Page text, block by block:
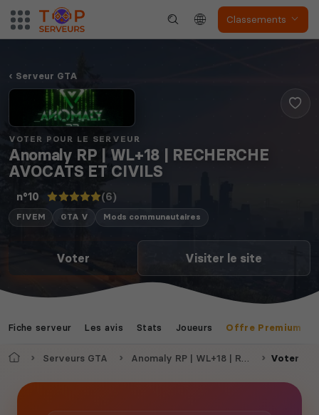
Classements
Serveur GTA
VOTER POUR LE SERVEUR
Anomaly RP | WL+18 | RECHERCHE
AVOCATS ET CIVILS
n°10 (6)
FIVEM GTA V Mods communautaires
Voter Visiter le site
Fiche serveur Les avis Stats Joueurs Offre Premium
AccueilServeurs GTA Anomaly RP | WL+18 | RECHERCHE AVOCATS ET CIVILS Voter